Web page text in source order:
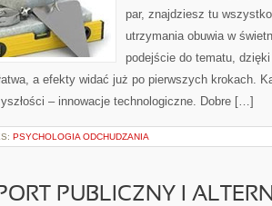
par, znajdziesz tu
utrzymania obuwia w
podejście do tematu,
a efekty widać już po pierwszych krokach.
– innowacje technologiczne. Dobre […]
PSYCHOLOGIA ODCHUDZANIA
PUBLICZNY I